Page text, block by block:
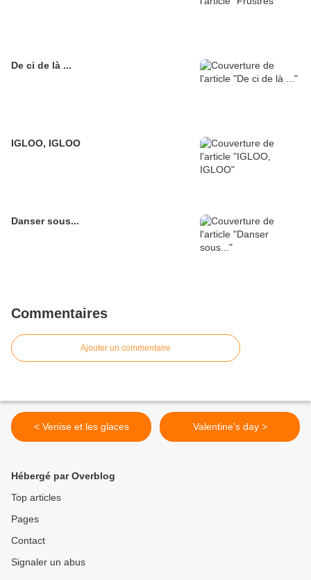
De ci de là ...
IGLOO, IGLOO
Danser sous...
Commentaires
Ajouter un commentaire
< Venise et les glaces Valentine's day >
Hébergé par Overblog
Top articles
Pages
Contact
Signaler un abus